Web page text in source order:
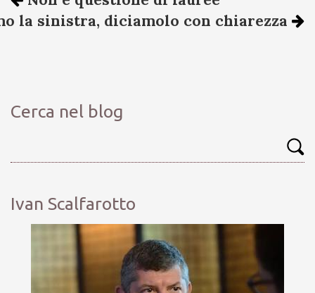
la sinistra, diciamolo con chiarezza
Cerca nel blog
Ivan Scalfarotto